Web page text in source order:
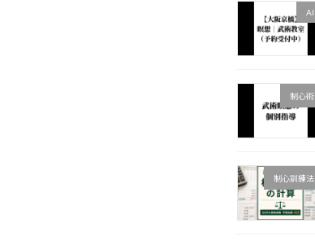
AI
制心術
制心訓練法